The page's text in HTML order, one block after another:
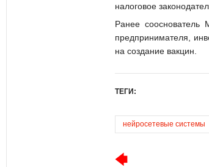
налоговое
Ранее
предпринимателя,
на создание вакцин.
ТЕГИ:
нейросетевые системы